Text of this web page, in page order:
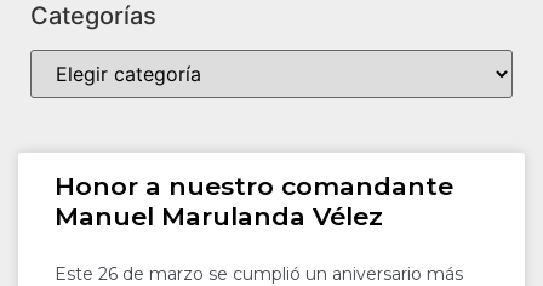
Categorías
Honor a nuestro comandante
Manuel Marulanda Vélez
Este 26 de marzo se cumplió un aniversario más